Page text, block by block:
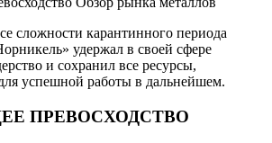
сложности карантинного периода
удержал в своей сфере
и сохранил все ресурсы,
успешной работы в дальнейшем.
ПРЕВОСХОДСТВО